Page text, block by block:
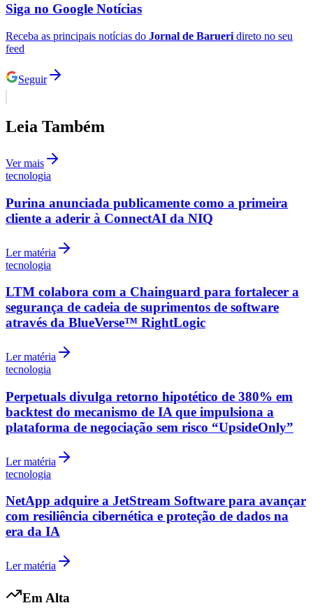
Flamengo
Siga no Google Notícias
Receba as principais notícias do Jornal de Barueri direto no seu
feed
Seguir
Leia Também
Ver mais
tecnologia
Purina anunciada publicamente como a primeira
cliente a aderir à ConnectAI da NIQ
Ler matéria
tecnologia
LTM colabora com a Chainguard para fortalecer a
segurança de cadeia de suprimentos de software
através da BlueVerse™ RightLogic
Ler matéria
tecnologia
Perpetuals divulga retorno hipotético de 380% em
backtest do mecanismo de IA que impulsiona a
plataforma de negociação sem risco “UpsideOnly”
Ler matéria
tecnologia
NetApp adquire a JetStream Software para avançar
com resiliência cibernética e proteção de dados na
era da IA
Ler matéria
Em Alta